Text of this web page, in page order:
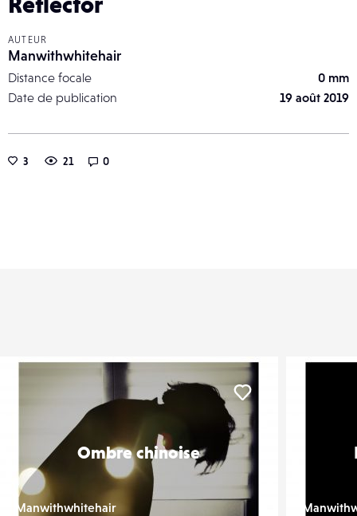
AUTEUR
Manwithwhitehair
Distance focale
0 mm
Date de publication
19 août 2019
3 21 0
Ombre chinoise
Manwithwhitehair